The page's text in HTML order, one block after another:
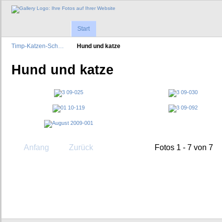
Start
Timp-Katzen-Sch… Hund und katze
Hund und katze
Anfang Zurück Fotos 1 - 7 von 7